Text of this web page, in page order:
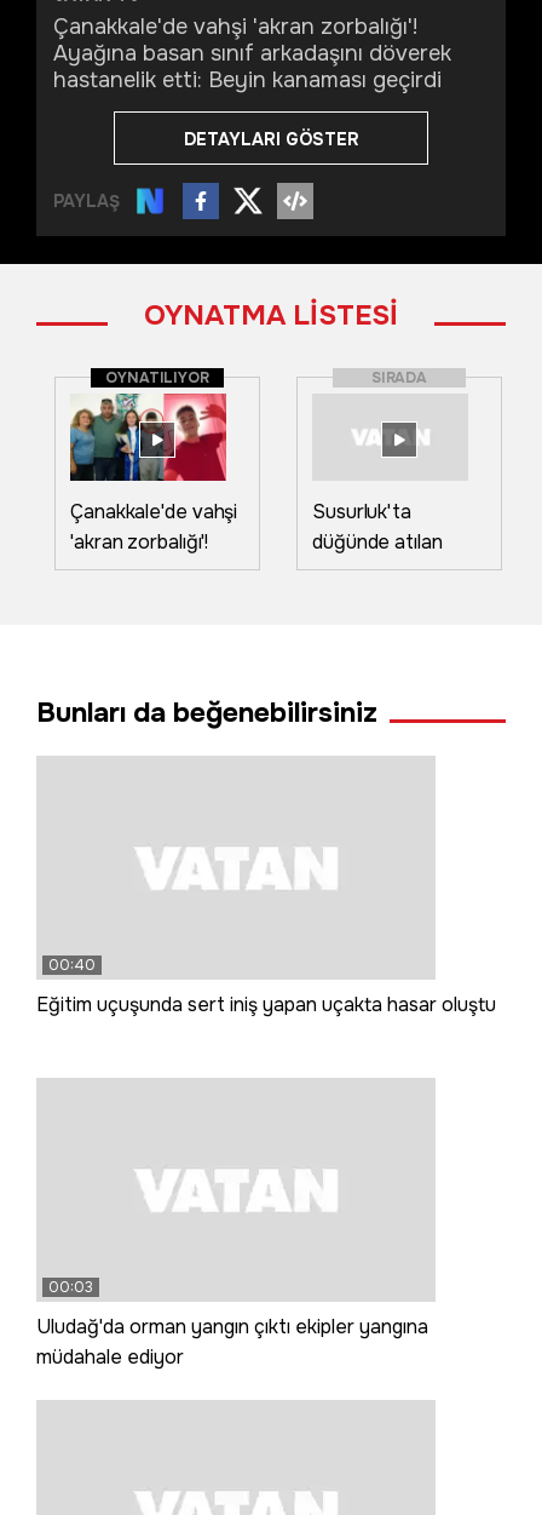
Çanakkale'de vahşi 'akran zorbalığı'!
Ayağına basan sınıf arkadaşını döverek
hastanelik etti: Beyin kanaması geçirdi
DETAYLARI GÖSTER
PAYLAŞ
OYNATMA LİSTESİ
OYNATILIYOR
Çanakkale'de vahşi
'akran zorbalığı'!
Ayağına basan sınıf
SIRADA
Susurluk'ta
düğünde atılan
havai fişekler
Bunları da beğenebilirsiniz
00:40
Eğitim uçuşunda sert iniş yapan uçakta hasar oluştu
00:03
Uludağ'da orman yangın çıktı ekipler yangına
müdahale ediyor